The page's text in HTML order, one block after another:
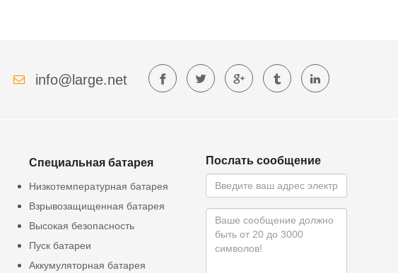
info@large.net
Специальная батарея
Низкотемпературная батарея
Взрывозащищенная батарея
Высокая безопасность
Пуск батареи
Аккумуляторная батарея
Послать сообщение